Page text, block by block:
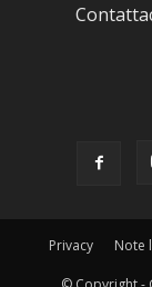
Privacy Note